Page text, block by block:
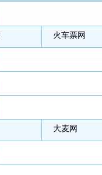
火车票网
大麦网